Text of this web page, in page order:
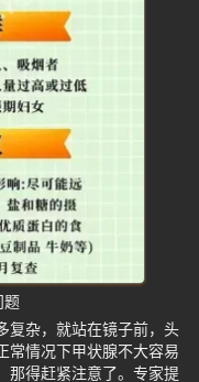
题
复杂，就站在镜子前，头
常情况下甲状腺不大容易
那得赶紧注意了。专家提